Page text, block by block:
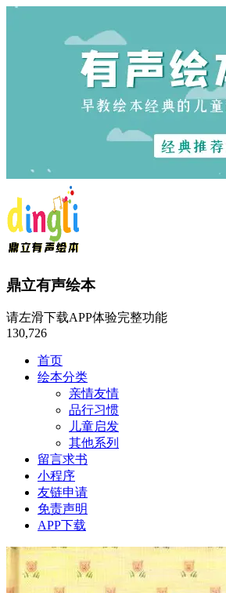
鼎立有声绘本
请左滑下载APP体验完整功能
130,726
首页
绘本分类
亲情友情
品行习惯
儿童启发
其他系列
留言求书
小程序
友链申请
免责声明
APP下载